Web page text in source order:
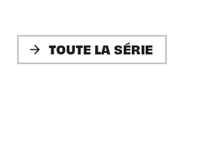
arrow_forward TOUTE LA SÉRIE